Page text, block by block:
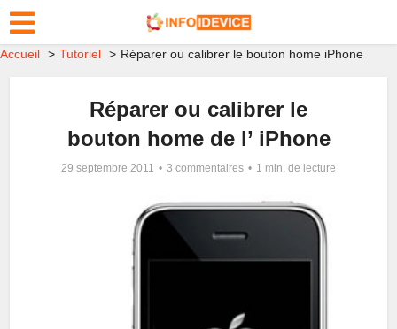
Accueil Tutoriel Réparer ou calibrer le bouton home iPhone
Réparer ou calibrer le
bouton home de l’ iPhone
29 septembre 2011 3 commentaires 1 min. de lecture